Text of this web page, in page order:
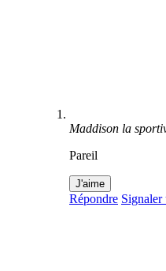
Maddison la
Pareil
J'aime
Répondre Signaler